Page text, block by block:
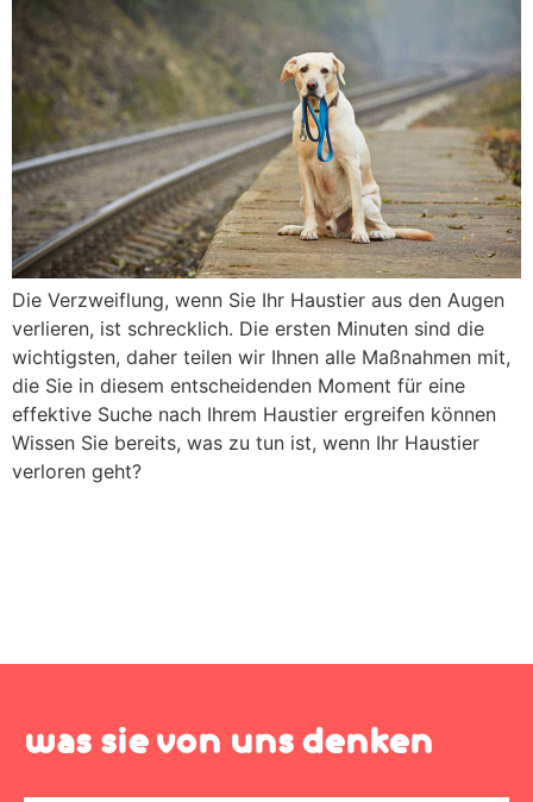
Die Verzweiflung, wenn Sie Ihr Haustier aus den Augen
verlieren, ist schrecklich. Die ersten Minuten sind die
wichtigsten, daher teilen wir Ihnen alle Maßnahmen mit,
die Sie in diesem entscheidenden Moment für eine
effektive Suche nach Ihrem Haustier ergreifen können
Wissen Sie bereits, was zu tun ist, wenn Ihr Haustier
verloren geht?
was sie von uns denken